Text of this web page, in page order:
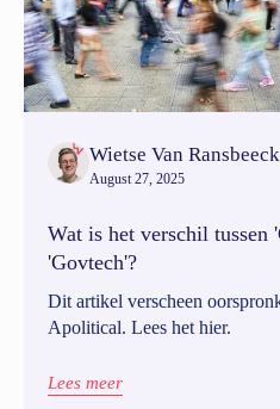
Wietse Van Ransbeeck
August 27, 2025
Wat is het verschil tussen
'Govtech'?
Dit artikel verscheen
Apolitical. Lees het hier.
Lees meer